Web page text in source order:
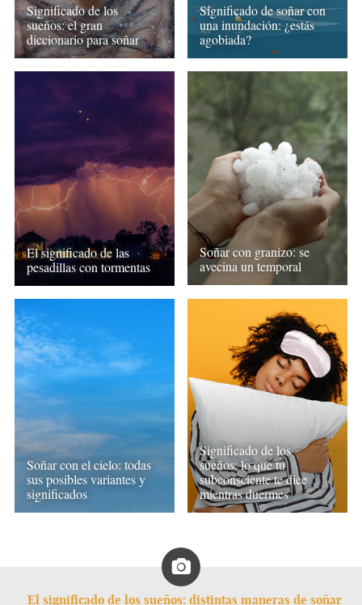
Significado de los
sueños: el gran
diccionario para soñar
Significado de soñar con
una inundación: ¿estás
agobiada?
El significado de las
pesadillas con tormentas
Soñar con granizo: se
avecina un temporal
Soñar con el cielo: todas
sus posibles variantes y
significados
Significado de los
sueños: lo que tu
subconsciente te dice
mientras duermes
El significado de los sueños: distintas maneras de soñar